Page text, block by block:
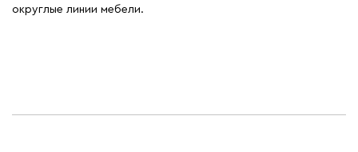
округлые линии мебели.